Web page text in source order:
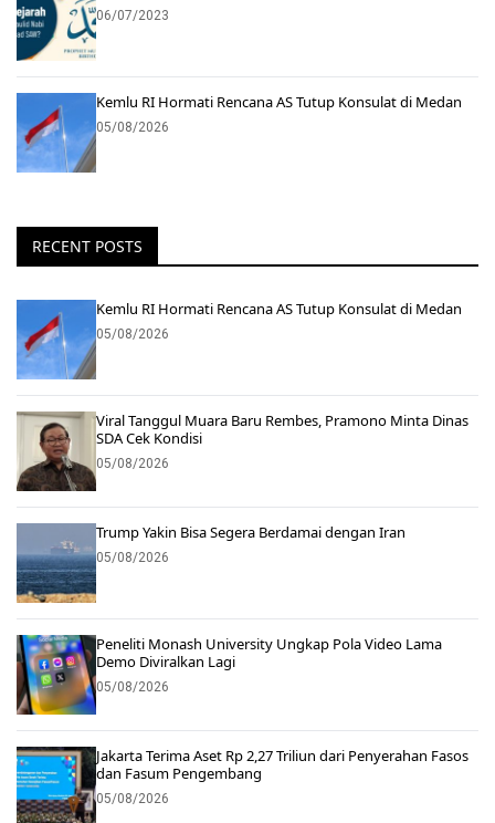
06/07/2023
Kemlu RI Hormati Rencana AS Tutup Konsulat di Medan
05/08/2026
RECENT POSTS
Kemlu RI Hormati Rencana AS Tutup Konsulat di Medan
05/08/2026
Viral Tanggul Muara Baru Rembes, Pramono Minta Dinas
SDA Cek Kondisi
05/08/2026
Trump Yakin Bisa Segera Berdamai dengan Iran
05/08/2026
Peneliti Monash University Ungkap Pola Video Lama
Demo Diviralkan Lagi
05/08/2026
Jakarta Terima Aset Rp 2,27 Triliun dari Penyerahan Fasos
dan Fasum Pengembang
05/08/2026